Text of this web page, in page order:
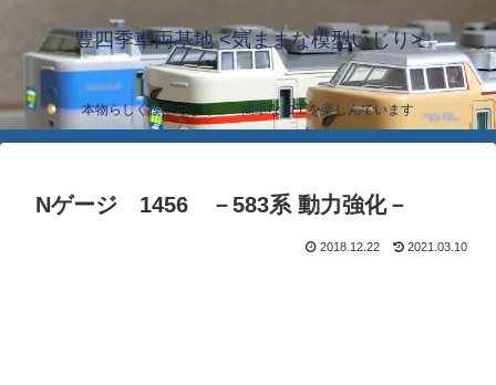
豊四季車両基地 <気ままな模型いじり>
本物らしく模型らしく… 簡単な加工を楽しんでいます
Nゲージ 1456 －583系 動力強化－
2018.12.22 2021.03.10